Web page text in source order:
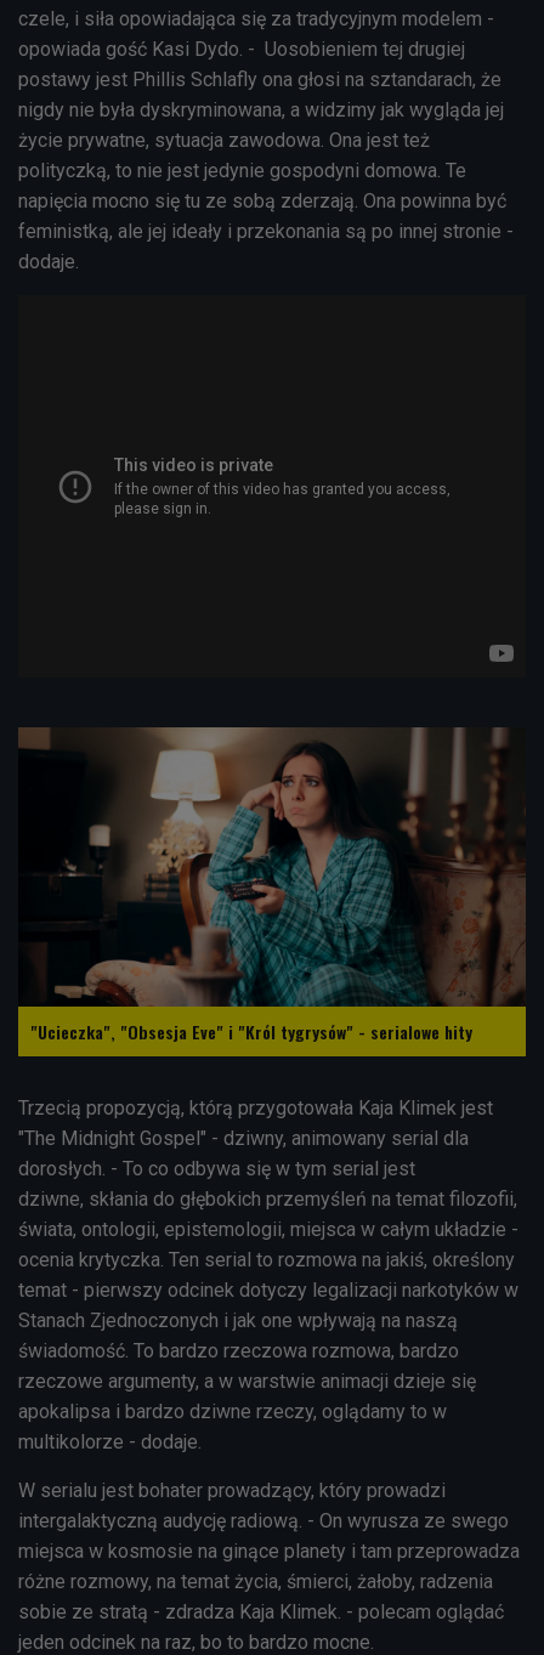
czele, i siła opowiadająca się za tradycyjnym modelem -
opowiada gość Kasi Dydo. - Uosobieniem tej drugiej
postawy jest Phillis Schlafly ona głosi na sztandarach, że
nigdy nie była dyskryminowana, a widzimy jak wygląda jej
życie prywatne, sytuacja zawodowa. Ona jest też
polityczką, to nie jest jedynie gospodyni domowa. Te
napięcia mocno się tu ze sobą zderzają. Ona powinna być
feministką, ale jej ideały i przekonania są po innej stronie -
dodaje.
"Ucieczka", "Obsesja Eve" i "Król tygrysów" - serialowe hity
Trzecią propozycją, którą przygotowała Kaja Klimek jest
"The Midnight Gospel" - dziwny, animowany serial dla
dorosłych. - To co odbywa się w tym serial jest
dziwne, skłania do głębokich przemyśleń na temat filozofii,
świata, ontologii, epistemologii, miejsca w całym układzie -
ocenia krytyczka. Ten serial to rozmowa na jakiś, określony
temat - pierwszy odcinek dotyczy legalizacji narkotyków w
Stanach Zjednoczonych i jak one wpływają na naszą
świadomość. To bardzo rzeczowa rozmowa, bardzo
rzeczowe argumenty, a w warstwie animacji dzieje się
apokalipsa i bardzo dziwne rzeczy, oglądamy to w
multikolorze - dodaje.
W serialu jest bohater prowadzący, który prowadzi
intergalaktyczną audycję radiową. - On wyrusza ze swego
miejsca w kosmosie na ginące planety i tam przeprowadza
różne rozmowy, na temat życia, śmierci, żałoby, radzenia
sobie ze stratą - zdradza Kaja Klimek. - polecam oglądać
jeden odcinek na raz, bo to bardzo mocne.